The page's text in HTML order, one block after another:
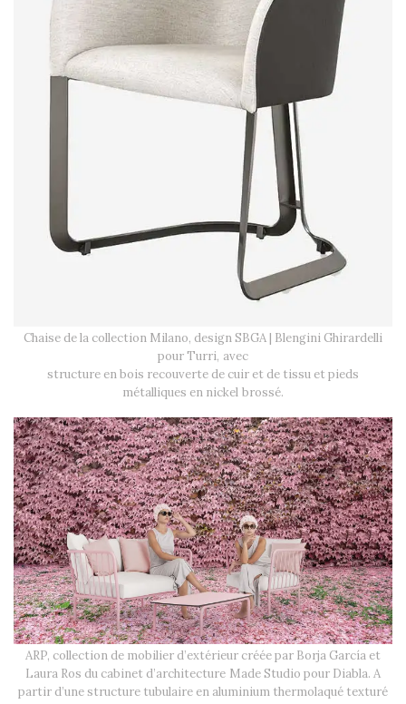
Chaise de la collection Milano, design SBGA | Blengini Ghirardelli
pour Turri, avec
structure en bois recouverte de cuir et de tissu et pieds
métalliques en nickel brossé.
ARP, collection de mobilier d’extérieur créée par Borja García et
Laura Ros du cabinet d’architecture Made Studio pour Diabla. A
partir d’une structure tubulaire en aluminium thermolaqué texturé